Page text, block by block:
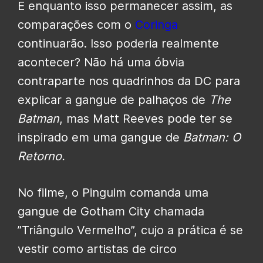
E enquanto isso permanecer assim, as
comparações com o Coringa
continuarão. Isso poderia realmente
acontecer? Não há uma óbvia
contraparte nos quadrinhos da DC para
explicar a gangue de palhaços de The
Batman, mas Matt Reeves pode ter se
inspirado em uma gangue de Batman: O
Retorno.
No filme, o Pinguim comanda uma
gangue de Gotham City chamada
”Triângulo Vermelho”, cujo a prática é se
vestir como artistas de circo